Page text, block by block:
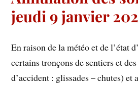
jeudi 9 janvier
En raison de la météo et de l’état
certains tronçons de sentiers et
d’accident : glissades – chutes) et